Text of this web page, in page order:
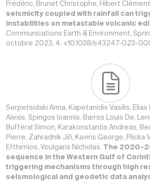
Frédéric, Brunet Christophe, Hibert
seismicity coupled with rainfall can
instabilities on metastable volcanic
Communications Earth & Environment,
octobre 2023, 4. <10.1038/s43247-023-
Serpetsidaki Anna, Kapetanidis Vasilis, Elias
Alexis, Spingos Ioannis, Barros Louis De,
Bufféral Simon, Karakonstantis Andreas,
Pierre, Zahradník Jiří, Kaviris George, Plicka
Efthimios, Voulgaris Nicholas. The
sequence in the Western Gulf of
triggering mechanisms through high
seismological and geodetic data